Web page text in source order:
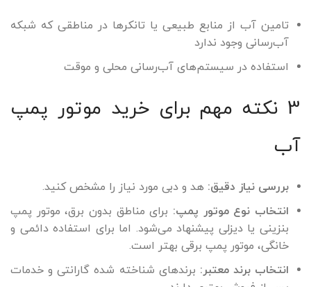
تامین آب از منابع طبیعی یا تانکرها در مناطقی که شبکه
آب‌رسانی وجود ندارد
استفاده در سیستم‌های آب‌رسانی محلی و موقت
3 نکته مهم برای خرید موتور پمپ
آب
بررسی نیاز دقیق: هد و دبی مورد نیاز را مشخص کنید.
انتخاب نوع موتور پمپ: برای مناطق بدون برق، موتور پمپ
بنزینی یا دیزلی پیشنهاد می‌شود. اما برای استفاده دائمی و
خانگی، موتور پمپ برقی بهتر است.
انتخاب برند معتبر: برندهای شناخته شده گارانتی و خدمات